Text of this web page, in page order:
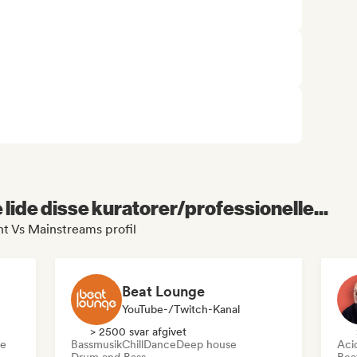
lide disse kuratorer/professionelle...
Vs Mainstreams profil
Beat Lounge
YouTube-/Twitch-Kanal
> 2500 svar afgivet
BassmusikChillDanceDeep house